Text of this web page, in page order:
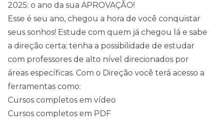
2025: o ano da sua APROVAÇÃO!
Esse é seu ano, chegou a hora de você conquistar
seus sonhos! Estude com quem já chegou lá e sabe
a direção certa; tenha a possibilidade de estudar
com professores de alto nível direcionados por
áreas específicas. Com o Direção você terá acesso a
ferramentas como:
Cursos completos em vídeo
Cursos completos em PDF